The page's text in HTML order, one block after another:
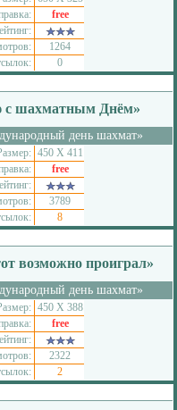
free
1264
0
с шахматным Днём»
день шахмат»
450 Х 411
free
3789
8
возможно проиграл»
день шахмат»
450 Х 388
free
2322
2